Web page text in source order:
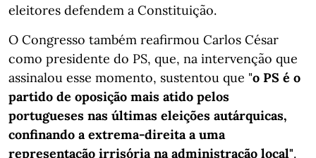
eleitores defendem a Constituição.
O Congresso também reafirmou Carlos César
como presidente do PS, que, na intervenção que
assinalou esse momento, sustentou que "o PS é o
partido de oposição mais atido pelos
portugueses nas últimas eleições autárquicas,
confinando a extrema-direita a uma
representação irrisória na administração local".